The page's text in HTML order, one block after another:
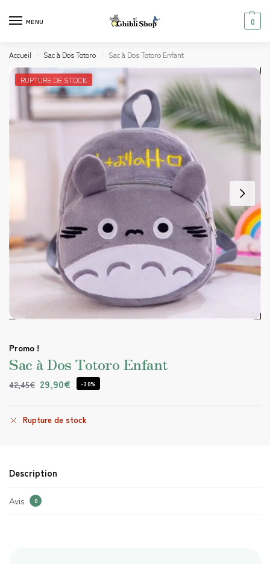
MENU 0
Accueil / Sac à Dos Totoro / Sac à Dos Totoro Enfant
RUPTURE DE STOCK
Promo !
Sac à Dos Totoro Enfant
42,45€ 29,90€ -30%
Rupture de stock
Description
Avis 0